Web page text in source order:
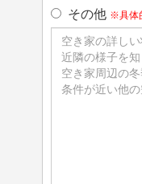
その他 ※具体